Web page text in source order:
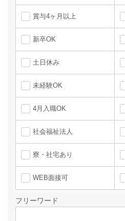
賞与4ヶ月以上
新卒OK
土日休み
未経験OK
4月入職OK
社会福祉法人
寮・社宅あり
WEB面接可
フリーワード